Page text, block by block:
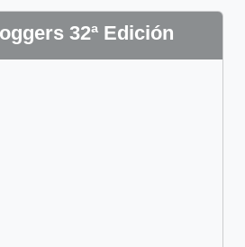
32ª Edición